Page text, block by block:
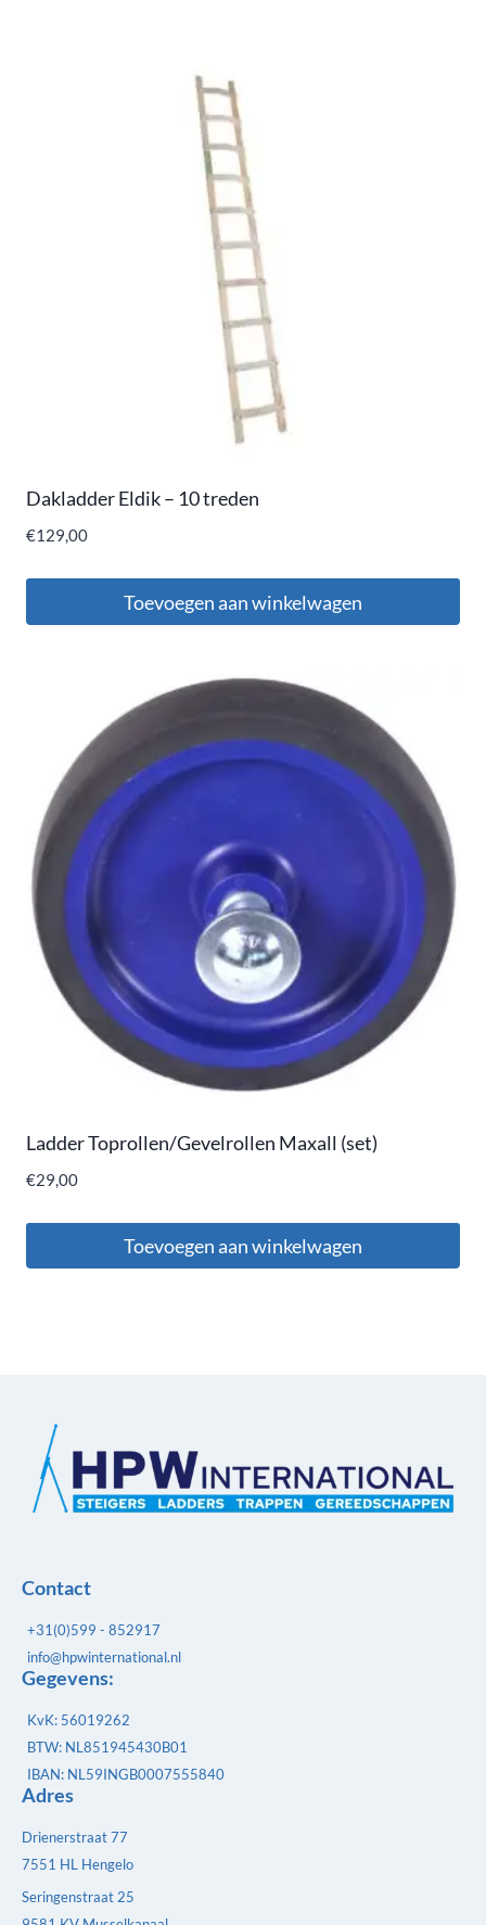
Dakladder Eldik – 10 treden
€129,00
Toevoegen aan winkelwagen
Ladder Toprollen/Gevelrollen Maxall (set)
€29,00
Toevoegen aan winkelwagen
Contact
+31(0)599 - 852917
info@hpwinternational.nl
Gegevens:
KvK: 56019262
BTW: NL851945430B01
IBAN: NL59INGB0007555840
Adres
Drienerstraat 77
7551 HL Hengelo
Seringenstraat 25